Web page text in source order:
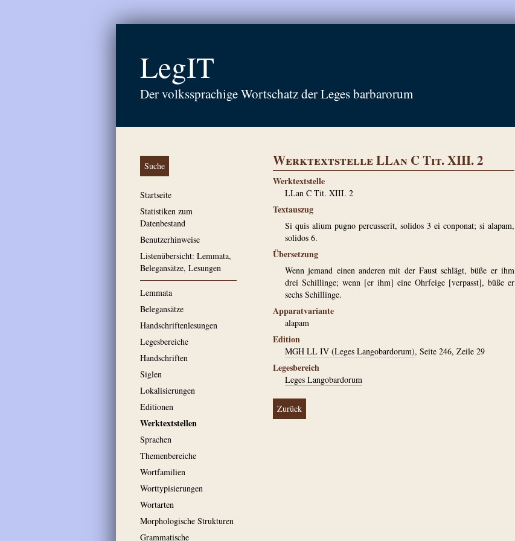
LegIT
Der volkssprachige Wortschatz der Leges barbarorum
Suche
Startseite
Statistiken zum
Datenbestand
Benutzerhinweise
Listenübersicht: Lemmata,
Belegansätze, Lesungen
Lemmata
Belegansätze
Handschriftenlesungen
Legesbereiche
Handschriften
Siglen
Lokalisierungen
Editionen
Werktextstellen
Sprachen
Themenbereiche
Wortfamilien
Worttypisierungen
Wortarten
Morphologische Strukturen
Grammatische
Werktextstelle LLan C Tit. XIII. 2
Werktextstelle
LLan C Tit. XIII. 2
Textauszug
Si quis alium pugno percusserit, solidos 3 ei conponat; si alapam,
solidos 6.
Übersetzung
Wenn jemand einen anderen mit der Faust schlägt, büße er ihm
drei Schillinge; wenn [er ihm] eine Ohrfeige [verpasst], büße er
sechs Schillinge.
Apparatvariante
alapam
Edition
MGH LL IV (Leges Langobardorum), Seite 246, Zeile 29
Legesbereich
Leges Langobardorum
Zurück